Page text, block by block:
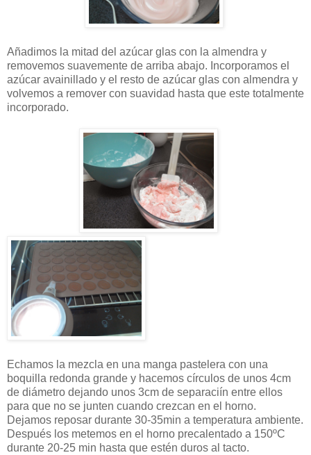
Añadimos la mitad del azúcar glas con la almendra y
removemos suavemente de arriba abajo. Incorporamos el
azúcar avainillado y el resto de azúcar glas con almendra y
volvemos a remover con suavidad hasta que este totalmente
incorporado.
Echamos la mezcla en una manga pastelera con una
boquilla redonda grande y hacemos círculos de unos 4cm
de diámetro dejando unos 3cm de separaciín entre ellos
para que no se junten cuando crezcan en el horno.
Dejamos reposar durante 30-35min a temperatura ambiente.
Después los metemos en el horno precalentado a 150ºC
durante 20-25 min hasta que estén duros al tacto.